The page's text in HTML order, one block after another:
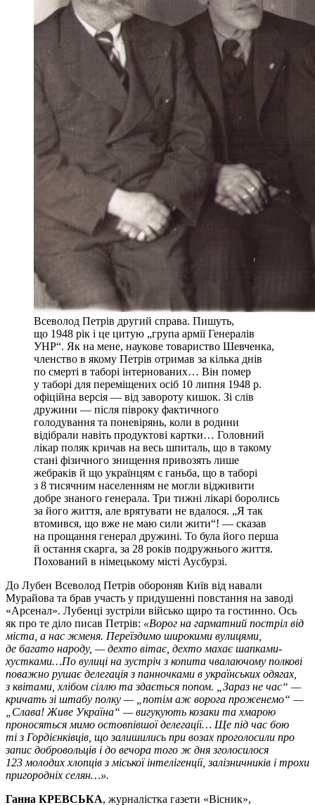
Всеволод Петрів другий справа. Пишуть,
що 1948 рік і це цитую „група армії Генералів
УНР“. Як на мене, наукове товариство Шевченка,
членство в якому Петрів отримав за кілька днів
по смерті в таборі інтернованих… Він помер
у таборі для переміщених осіб 10 липня 1948 р.
офіційна версія — від завороту кишок. Зі слів
дружини — після півроку фактичного
голодування та поневірянь, коли в родини
відібрали навіть продуктові картки… Головний
лікар поляк кричав на весь шпиталь, що в такому
стані фізичного знищення привозять лише
жебраків й що українцям є ганьба, що в таборі
з 8 тисячним населенням не могли відживити
добре знаного генерала. Три тижні лікарі боролись
за його життя, але врятувати не вдалося. „Я так
втомився, що вже не маю сили жити“! — сказав
на прощання генерал дружині. То була його перша
й остання скарга, за 28 років подружнього життя.
Похований в німецькому місті Аусбурзі.
До Лубен Всеволод Петрів обороняв Київ від навали
Мурайова та брав участь у придушенні повстання на заводі
«Арсенал». Лубенці зустріли військо щиро та гостинно. Ось
як про те діло писав Петрів: «Ворог на гарматний постріл від
міста, а нас жменя. Переїздимо широкими вулицями,
де багато народу, — дехто вітає, дехто махає шапками-
хустками…По вулиці на зустріч з копита чвалаючому полкові
поважно рушає делегація з панночками в українських одягах,
з квітами, хлібом сіллю та здається попом. „Зараз не час“ —
кричать зі штабу полку — „потім аж ворога проженемо“ —
„Слава! Живе Україна“ — вигукують козаки та хмарою
проносяться мимо остовпівшої делегації… Ще під час бою
ті з Гордієнківців, що залишились при возах проголосили про
запис добровольців і до вечора того ж дня зголосилося
123 молодих хлопців з міської інтелігенції, залізничників і трохи
пригородніх селян…».
Ганна КРЕВСЬКА, журналістка газети «Вісник»,